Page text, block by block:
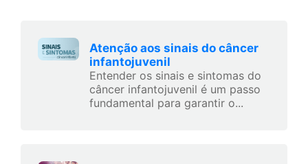
Atenção aos sinais do câncer
infantojuvenil
Entender os sinais e sintomas do
câncer infantojuvenil é um passo
fundamental para garantir o...